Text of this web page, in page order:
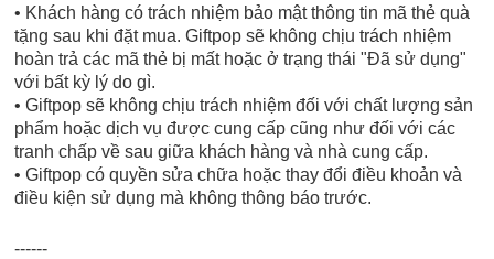
• Khách hàng có trách nhiệm bảo mật thông tin mã thẻ quà
tặng sau khi đặt mua. Giftpop sẽ không chịu trách nhiệm
hoàn trả các mã thẻ bị mất hoặc ở trạng thái "Đã sử dụng"
với bất kỳ lý do gì.
• Giftpop sẽ không chịu trách nhiệm đối với chất lượng sản
phẩm hoặc dịch vụ được cung cấp cũng như đối với các
tranh chấp về sau giữa khách hàng và nhà cung cấp.
• Giftpop có quyền sửa chữa hoặc thay đổi điều khoản và
điều kiện sử dụng mà không thông báo trước.
------